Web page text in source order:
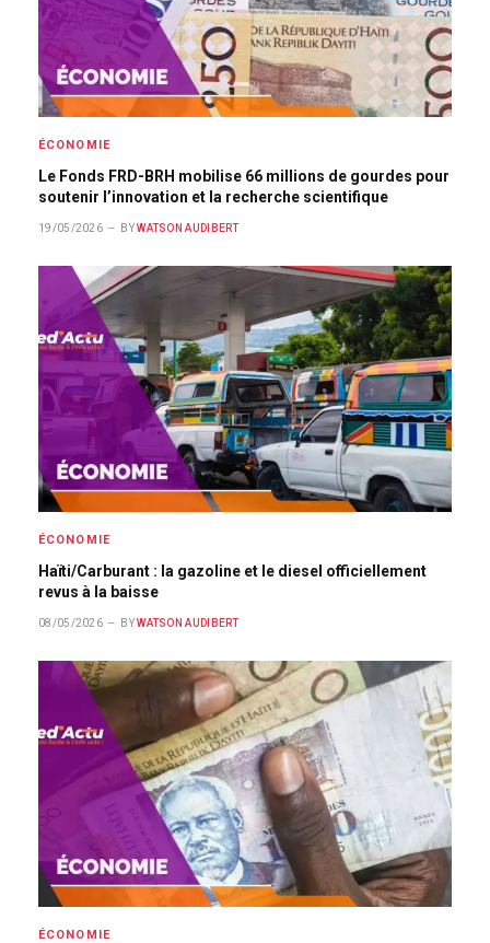
ÉCONOMIE
Le Fonds FRD-BRH mobilise 66 millions de gourdes pour
soutenir l’innovation et la recherche scientifique
19/05/2026 BY WATSON AUDIBERT
ÉCONOMIE
Haïti/Carburant : la gazoline et le diesel officiellement
revus à la baisse
08/05/2026 BY WATSON AUDIBERT
ÉCONOMIE